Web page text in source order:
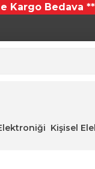
Kargo Bedava
Kişisel